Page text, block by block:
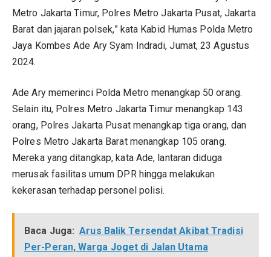
Metro Jakarta Timur, Polres Metro Jakarta Pusat, Jakarta
Barat dan jajaran polsek,” kata Kabid Humas Polda Metro
Jaya Kombes Ade Ary Syam Indradi, Jumat, 23 Agustus
2024.
Ade Ary memerinci Polda Metro menangkap 50 orang.
Selain itu, Polres Metro Jakarta Timur menangkap 143
orang, Polres Jakarta Pusat menangkap tiga orang, dan
Polres Metro Jakarta Barat menangkap 105 orang.
Mereka yang ditangkap, kata Ade, lantaran diduga
merusak fasilitas umum DPR hingga melakukan
kekerasan terhadap personel polisi.
Baca Juga: Arus Balik Tersendat Akibat Tradisi
Per-Peran, Warga Joget di Jalan Utama